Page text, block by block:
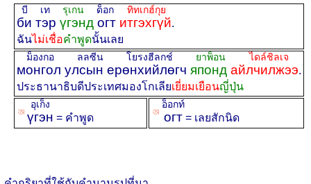
би тэр үгэндогт итгэхгүй
บี เท รุเกนด็อก ทิทเกฮ์กุย
.
ฉันไม่เชื่อคำพูดนั้นเลย
монгол улсын ерөнхийлөгч японд айлчилжээ
ม็องกอ ลลซีน โยรงฮีลกช์ ยาพ็อน ไดล์ชิลเจ
.
ประธานาธิบดีประเทศมองโกเลียเยี่ยมเยือนญี่ปุ่น
ꡐ үгэн
อุเก็ง
= คำพูด ꡐ огт
อ็อกท์
= เลยสักนิด